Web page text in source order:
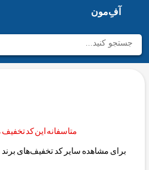
آفِ‌مون
متاسفانه این کد
برای مشاهده سایر کد تخفیف‌های برند